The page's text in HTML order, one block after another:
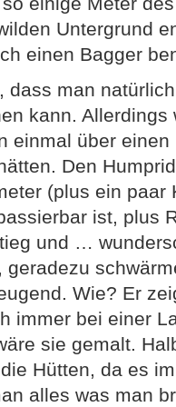
Untergrund
einen Bagger
dass man
kann. Allerdings
einmal über einen
Den
(plus ein paar
ist, plus
und …
geradezu
Wie? Er
immer bei einer
sie gemalt.
Hütten, da es
alles was man